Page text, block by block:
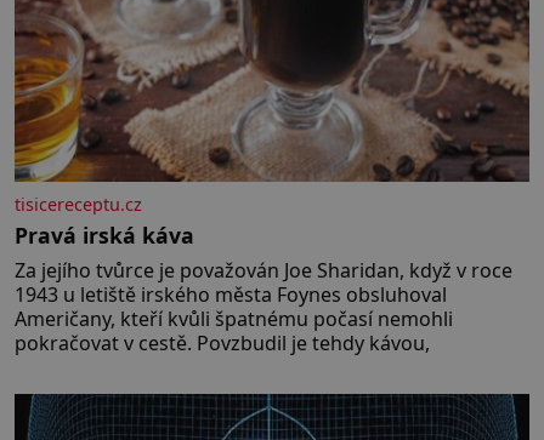
tisicereceptu.cz
Pravá irská káva
Za jejího tvůrce je považován Joe Sharidan, když v roce
1943 u letiště irského města Foynes obsluhoval
Američany, kteří kvůli špatnému počasí nemohli
pokračovat v cestě. Povzbudil je tehdy kávou,